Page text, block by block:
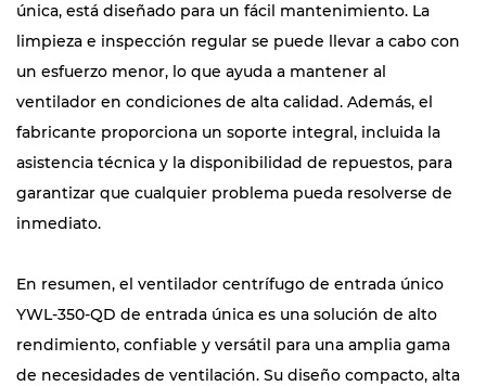
única, está diseñado para un fácil mantenimiento. La
limpieza e inspección regular se puede llevar a cabo con
un esfuerzo menor, lo que ayuda a mantener al
ventilador en condiciones de alta calidad. Además, el
fabricante proporciona un soporte integral, incluida la
asistencia técnica y la disponibilidad de repuestos, para
garantizar que cualquier problema pueda resolverse de
inmediato.
En resumen, el ventilador centrífugo de entrada único
YWL-350-QD de entrada única es una solución de alto
rendimiento, confiable y versátil para una amplia gama
de necesidades de ventilación. Su diseño compacto, alta